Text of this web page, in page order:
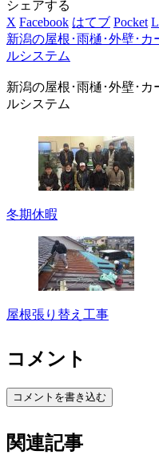
シェアする
X Facebook はてブ Pocket
新潟の屋根･雨樋･外壁･
ルシステム
新潟の屋根･雨樋･外壁･
ルシステム
冬期休暇
屋根張り替え工事
コメント
コメントを書き込む
関連記事